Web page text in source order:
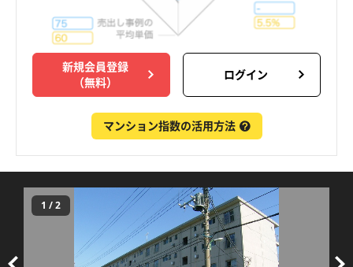
新規会員登録
（無料）
ログイン
マンション指数の活用方法
1 /2